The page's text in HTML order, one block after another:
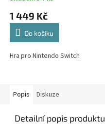
1 449 Kč
Do košíku
Hra pro Nintendo Switch
Popis Diskuze
Detailní popis produktu